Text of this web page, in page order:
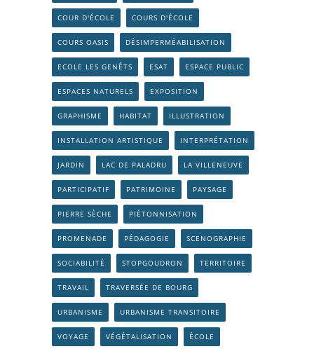
COUR D'ÉCOLE COURS D'ÉCOLE
COURS OASIS DÉSIMPERMÉABILISATION
ECOLE LES GENÊTS ESAT ESPACE PUBLIC
ESPACES NATURELS EXPOSITION
GRAPHISME HABITAT ILLUSTRATION
INSTALLATION ARTISTIQUE INTERPRÉTATION
JARDIN LAC DE PALADRU LA VILLENEUVE
PARTICIPATIF PATRIMOINE PAYSAGE
PIERRE SÈCHE PIÉTONNISATION
PROMENADE PÉDAGOGIE SCENOGRAPHIE
SOCIABILITÉ STOPGOUDRON TERRITOIRE
TRAVAIL TRAVERSÉE DE BOURG
URBANISME URBANISME TRANSITOIRE
VOYAGE VÉGÉTALISATION ÉCOLE